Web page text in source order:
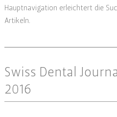
Hauptnavigation erleichtert die
Artikeln.
Swiss Dental
2016